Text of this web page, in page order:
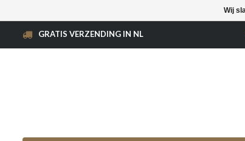
GRATIS VERZENDING IN NL
Wij